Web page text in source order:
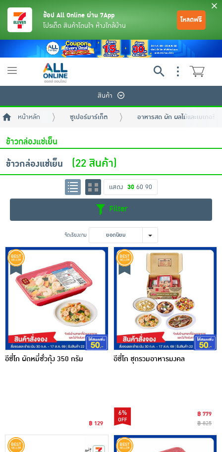
เครื่องปรุงรสและของแห้ง
ขนมขบเคี้ยว และช็อคโกแลต
อาหารสด ผัก ผลไม้และเบเกอรี่
ช้อป All Online ผ่าน 7App
โปรเด็ด สินค้าโดนใจ ห้างใกล้บ้าน
โหลดฟรี
Toggle
สินค้า
หน้าหลัก ซูเปอร์มาร์เก็ต อาหารสด ผัก ผลไม้และเบเกอรี่
ข้าวกล่องแช่เย็น
ข้าวกล่องแช่เย็น (22 สินค้า)
แสดง 30 60 90
Filter
จัดเรียงตาม ยอดนิยม
อีซี่โก ผัดหมี่ซั่วกุ้ง 350 กรัม
฿ 129
อีซี่โก ชุดรวมอาหารมงคล
6%
฿ 779
฿ 825